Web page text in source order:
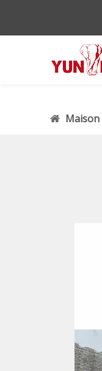
Maison